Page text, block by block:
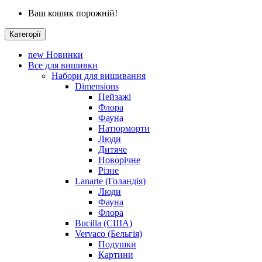
Ваш кошик порожній!
Категорії
new Новинки
Все для вишивки
Набори для вишивання
Dimensions
Пейзажі
Флора
Фауна
Натюрморти
Люди
Дитяче
Новорічне
Різне
Lanarte (Голандія)
Люди
Фауна
Флора
Bucilla (США)
Vervaco (Бельгія)
Подушки
Картини